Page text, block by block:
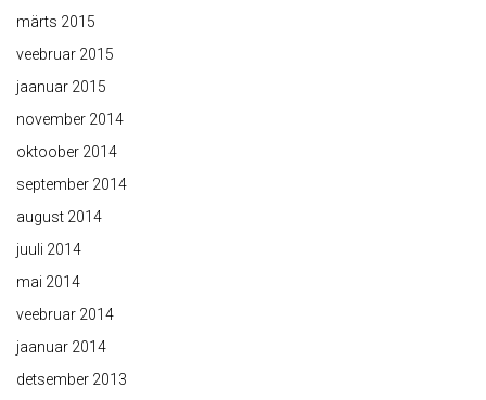
märts 2015
veebruar 2015
jaanuar 2015
november 2014
oktoober 2014
september 2014
august 2014
juuli 2014
mai 2014
veebruar 2014
jaanuar 2014
detsember 2013